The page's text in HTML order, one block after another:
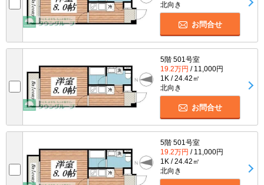
北向き
お問合せ
5階 501号室
19.2万円 / 11,000円
1K / 24.42㎡
北向き
お問合せ
5階 501号室
19.2万円 / 11,000円
1K / 24.42㎡
北向き